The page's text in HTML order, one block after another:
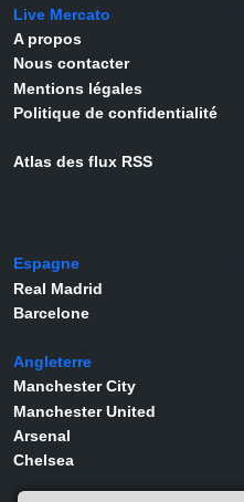
Live Mercato
A propos
Nous contacter
Mentions légales
Politique de confidentialité
Atlas des flux RSS
Espagne
Real Madrid
Barcelone
Angleterre
Manchester City
Manchester United
Arsenal
Chelsea